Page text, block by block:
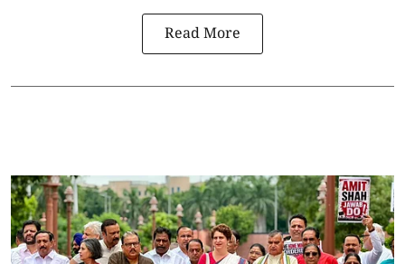
Read More